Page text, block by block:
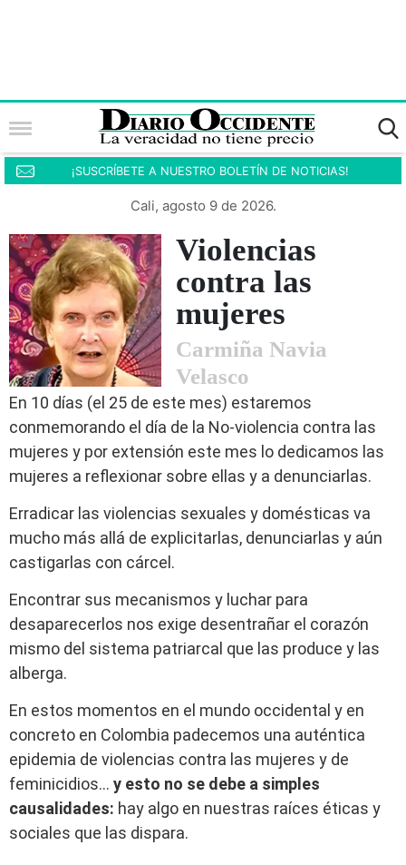
¡SUSCRÍBETE A NUESTRO BOLETÍN DE NOTICIAS!
Cali, agosto 9 de 2026.
Violencias
contra las
mujeres
Carmiña Navia
Velasco
En 10 días (el 25 de este mes) estaremos
conmemorando el día de la No-violencia contra las
mujeres y por extensión este mes lo dedicamos las
mujeres a reflexionar sobre ellas y a denunciarlas.
Erradicar las violencias sexuales y domésticas va
mucho más allá de explicitarlas, denunciarlas y aún
castigarlas con cárcel.
Encontrar sus mecanismos y luchar para
desaparecerlos nos exige desentrañar el corazón
mismo del sistema patriarcal que las produce y las
alberga.
En estos momentos en el mundo occidental y en
concreto en Colombia padecemos una auténtica
epidemia de violencias contra las mujeres y de
feminicidios… y esto no se debe a simples
causalidades: hay algo en nuestras raíces éticas y
sociales que las dispara.